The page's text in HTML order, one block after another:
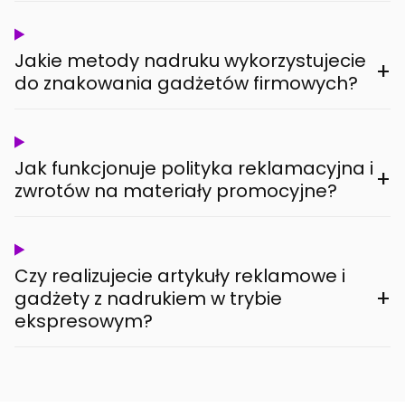
Jakie metody nadruku wykorzystujecie
do znakowania gadżetów firmowych?
+
Jak funkcjonuje polityka reklamacyjna i
zwrotów na materiały promocyjne?
+
Czy realizujecie artykuły reklamowe i
gadżety z nadrukiem w trybie
ekspresowym?
+